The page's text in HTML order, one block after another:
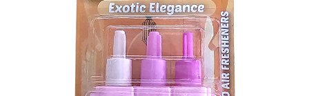
Masca & Gel de par
Servetele Umede & Uscate